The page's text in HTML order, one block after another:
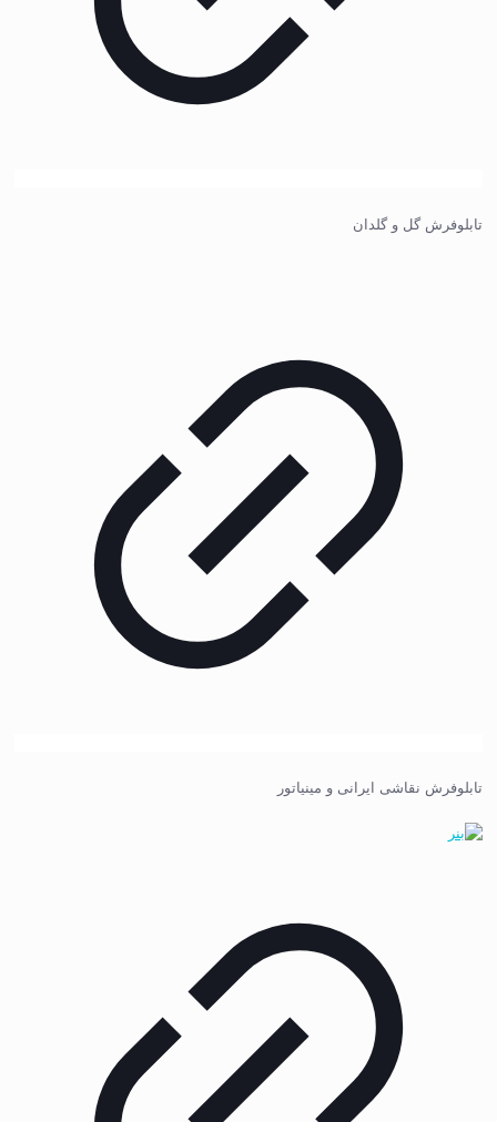
تابلوفرش گل و گلدان
تابلوفرش نقاشی ایرانی و مینیاتور